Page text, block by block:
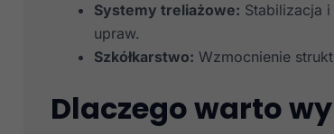
Systemy treliażowe: Stabilizacja
upraw.
Szkółkarstwo: Wzmocnienie
Dlaczego warto